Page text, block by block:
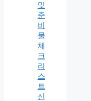
및
준
비
물
체
크
리
스
트
신